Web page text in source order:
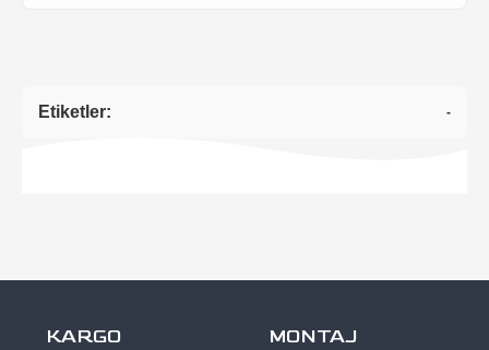
Etiketler: -
KARGO
MONTAJ